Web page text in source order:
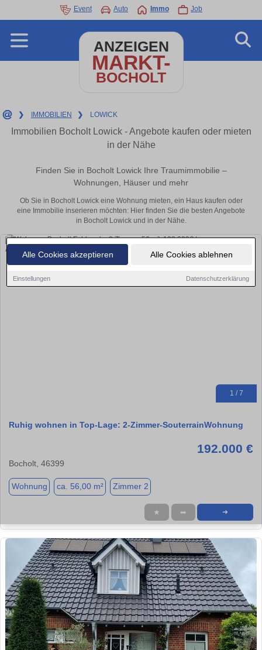
Alle Cookies akzeptieren Alle Cookies ablehnen
Einstellungen Datenschutzerklärung
Event Auto Immo Job
ANZEIGEN
MARKT-
BOCHOLT
❯ IMMOBILIEN ❯ LOWICK
Immobilien Bocholt Lowick - Angebote kaufen oder mieten
in der Nähe
Finden Sie in Bocholt Lowick Ihre Traumimmobilie –
Wohnungen, Häuser und mehr
Ob Sie in Bocholt Lowick eine Wohnung mieten, ein Haus kaufen oder
eine Immobilie inserieren möchten: Hier finden Sie die besten Angebote
in Bocholt Lowick und in der Nähe.
1 / 7
Ruhig wohnen in Top-Lage: 2-Zimmer-SouterrainWohnung
192.000 €
Bocholt, 46399
Wohnung ca. 56,00 m² Zimmer 2
★ ➦ ➜